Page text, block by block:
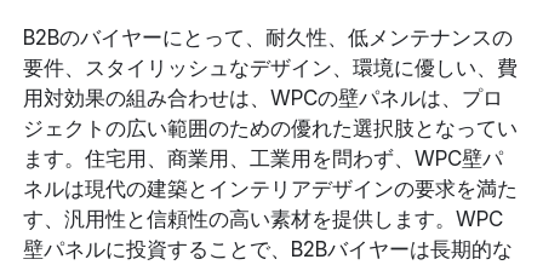
B2Bのバイヤーにとって、耐久性、低メンテナンスの
要件、スタイリッシュなデザイン、環境に優しい、費
用対効果の組み合わせは、WPCの壁パネルは、プロ
ジェクトの広い範囲のための優れた選択肢となってい
ます。住宅用、商業用、工業用を問わず、WPC壁パ
ネルは現代の建築とインテリアデザインの要求を満た
す、汎用性と信頼性の高い素材を提供します。WPC
壁パネルに投資することで、B2Bバイヤーは長期的な